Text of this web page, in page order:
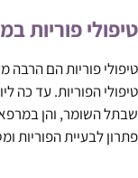
טיפולי פוריות
טיפולי פוריות הם הרבה
טיפולי הפוריות. עד כה
שבתל השומר, והן
פתרון לבעיית הפוריות